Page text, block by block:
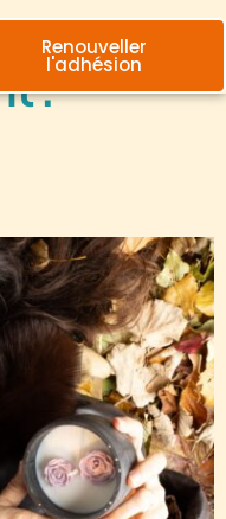
Renouveller
l'adhésion
: